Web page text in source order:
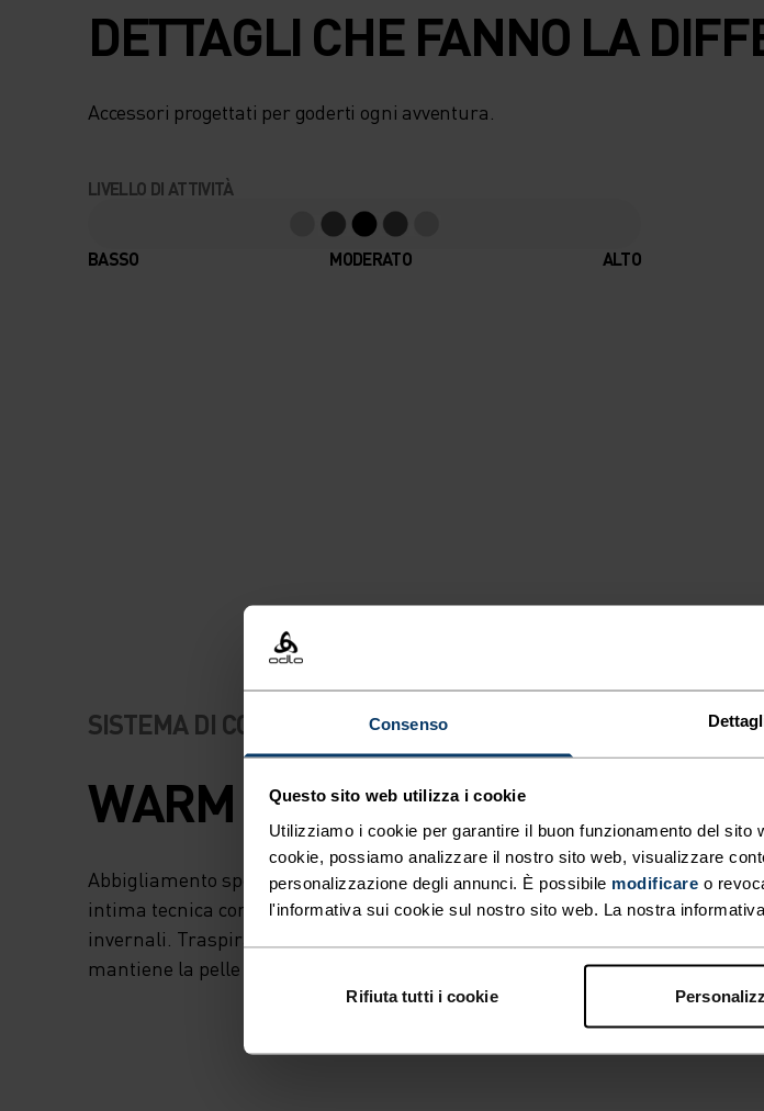
Consenso
Questo sito web utilizza i cookie
Utilizziamo i cookie per garantire il buon funzionamento del
cookie, possiamo analizzare il nostro sito web, visualizzare
personalizzazione degli annunci. È possibile modificare o
l'informativa sui cookie sul nostro sito web. La nostra
Rifiuta tutti i cookie
DETTAGLI CHE FANNO LA
Accessori progettati per goderti ogni avventura.
LIVELLO DI ATTIVITÀ
BASSO MODERATO ALTO
SISTEMA DI CONTROLLO DELLA TEMPERATURA
WARM
Abbigliamento sportivo altamente funzionale e confortevole e biancheria
intima tecnica con ottimo isolamento termico. Ideale per tutte le attività
invernali. Traspirante, per un'efficace regolazione dell'umidità che
mantiene la pelle bella calda e asciutta.